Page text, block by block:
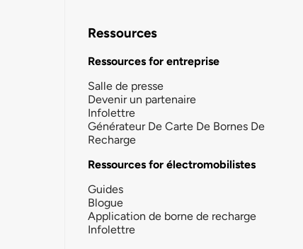
Ressources
Ressources for entreprise
Salle de presse
Devenir un partenaire
Infolettre
Générateur De Carte De Bornes De
Recharge
Ressources for électromobilistes
Guides
Blogue
Application de borne de recharge
Infolettre